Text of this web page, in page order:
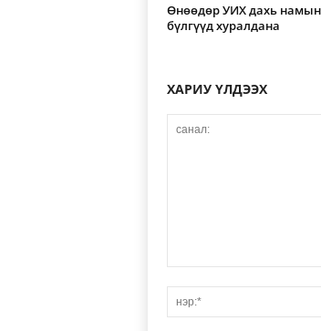
Өнөөдөр УИХ дахь намын
бүлгүүд хуралдана
ХАРИУ ҮЛДЭЭХ